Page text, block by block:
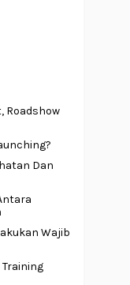
Roadshow
Dan
Wajib